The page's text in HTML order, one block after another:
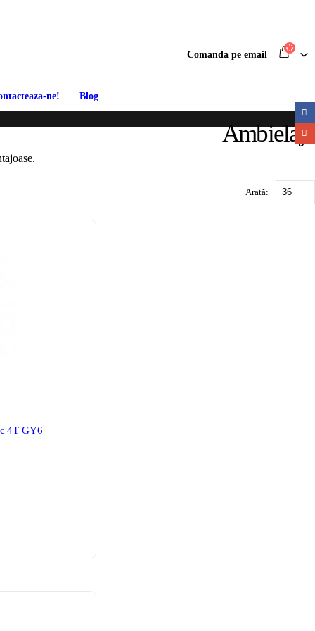
Comanda pe email
ne! Blog
Ambielaje
Arată:
4T GY6